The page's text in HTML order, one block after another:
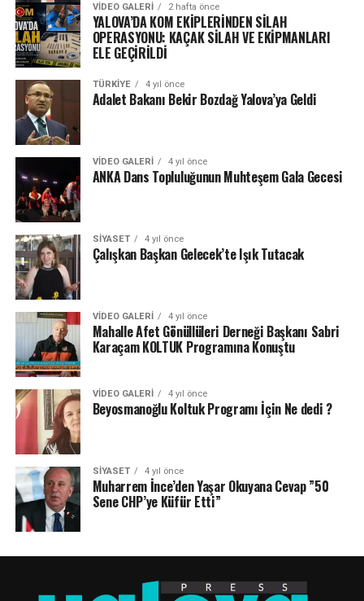
VIDEO GALERI 2 hafta önce
YALOVA’DA KOM EKİPLERİNDEN SİLAH
OPERASYONU: KAÇAK SİLAH VE EKİPMANLARI
ELE GEÇİRİLDİ
TÜRKIYE 4 yıl önce
Adalet Bakanı Bekir Bozdağ Yalova’ya Geldi
VIDEO GALERI 4 yıl önce
ANKA Dans Topluluğunun Muhteşem Gala Gecesi
SIYASET 4 yıl önce
Çalışkan Başkan Gelecek’te Işık Tutacak
VIDEO GALERI 4 yıl önce
Mahalle Afet Gönüllüleri Derneği Başkanı Sabri
Karaçam KOLTUK Programına Konuştu
VIDEO GALERI 4 yıl önce
Beyosmanoğlu Koltuk Programı İçin Ne dedi ?
SIYASET 4 yıl önce
Muharrem İnce’den Yaşar Okuyana Cevap ”50
Sene CHP’ye Küfür Etti”